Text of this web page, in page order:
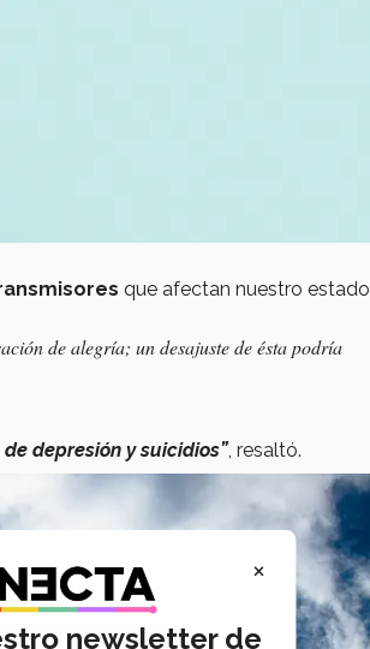
que afectan nuestro estado
de alegría; un desajuste de ésta podría
depresión y suicidios”, resaltó.
×
newsletter de